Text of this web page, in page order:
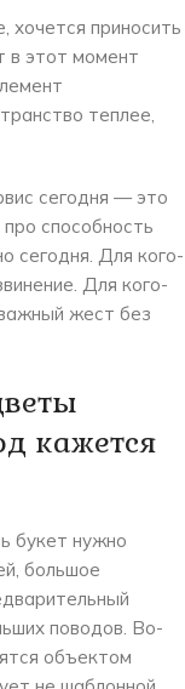
хочется приносить
в этот момент
теплее,
сегодня — это
способность
сегодня. Для кого-
Для кого-
жест без
кажется
букет нужно
большое
поводов. Во-
объектом